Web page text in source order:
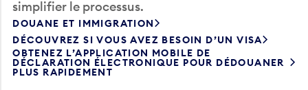
DOUANE ET IMMIGRATION
DÉCOUVREZ SI VOUS AVEZ BESOIN D’UN VISA
OBTENEZ L’APPLICATION MOBILE DE
DÉCLARATION ÉLECTRONIQUE POUR DÉDOUANER
PLUS RAPIDEMENT